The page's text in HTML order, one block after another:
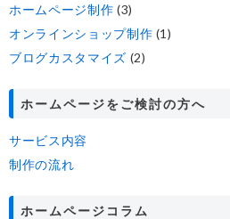
ホームページ制作 (3)
オンラインショップ制作 (1)
ブログカスタマイズ (2)
ホームページをご検討の方へ
サービス内容
制作の流れ
ホームページコラム